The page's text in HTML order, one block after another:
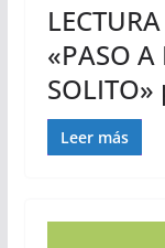
«PASO A
Leer más